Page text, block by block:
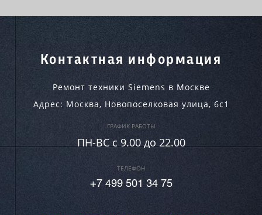
Контактная информация
Ремонт техники Siemens в Москве
Адрес: Москва, Новопоселковая улица, 6с1
ГРАФИК РАБОТЫ
ПН-ВC c 9.00 до 22.00
ТЕЛЕФОН
+7 499 501 34 75